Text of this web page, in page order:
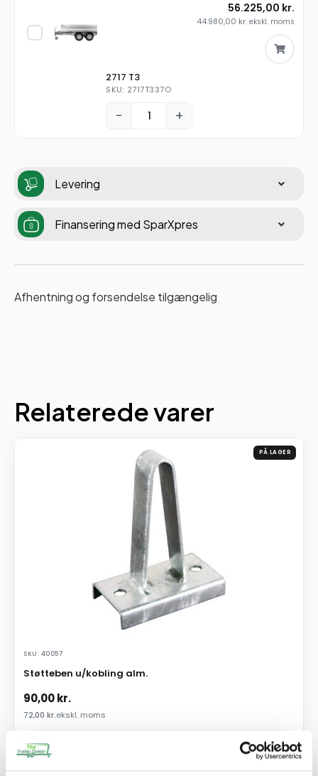
2717 T3
SKU: 2717T337O
− +
56.225,00 kr.
44.980,00 kr. ekskl. moms
Levering
Finansering med SparXpres
Afhentning og forsendelse tilgængelig
Relaterede varer
PÅ LAGER
SKU: 40057
Støtteben u/kobling alm.
90,00kr.
72,00 kr.ekskl. moms